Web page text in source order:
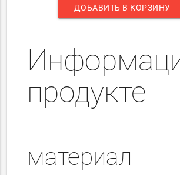
ДОБАВИТЬ В КОРЗИНУ
продукте
материал